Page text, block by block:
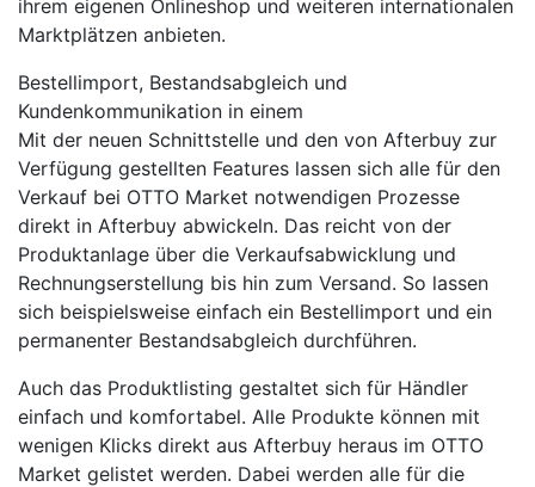
ihrem eigenen Onlineshop und weiteren internationalen
Marktplätzen anbieten.
Bestellimport, Bestandsabgleich und
Kundenkommunikation in einem
Mit der neuen Schnittstelle und den von Afterbuy zur
Verfügung gestellten Features lassen sich alle für den
Verkauf bei OTTO Market notwendigen Prozesse
direkt in Afterbuy abwickeln. Das reicht von der
Produktanlage über die Verkaufsabwicklung und
Rechnungserstellung bis hin zum Versand. So lassen
sich beispielsweise einfach ein Bestellimport und ein
permanenter Bestandsabgleich durchführen.
Auch das Produktlisting gestaltet sich für Händler
einfach und komfortabel. Alle Produkte können mit
wenigen Klicks direkt aus Afterbuy heraus im OTTO
Market gelistet werden. Dabei werden alle für die